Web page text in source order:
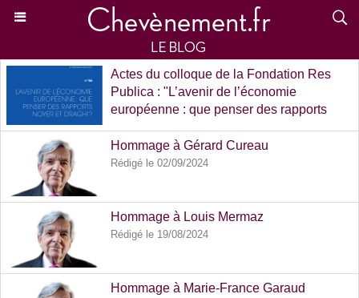
Actes du colloque de la Fondation Res
Publica : "L’avenir de l’économie
européenne : que penser des rapports
Rédigé le 02/04/2025
Hommage à Gérard Cureau
Rédigé le 02/09/2024
Hommage à Louis Mermaz
Rédigé le 19/08/2024
Hommage à Marie-France Garaud